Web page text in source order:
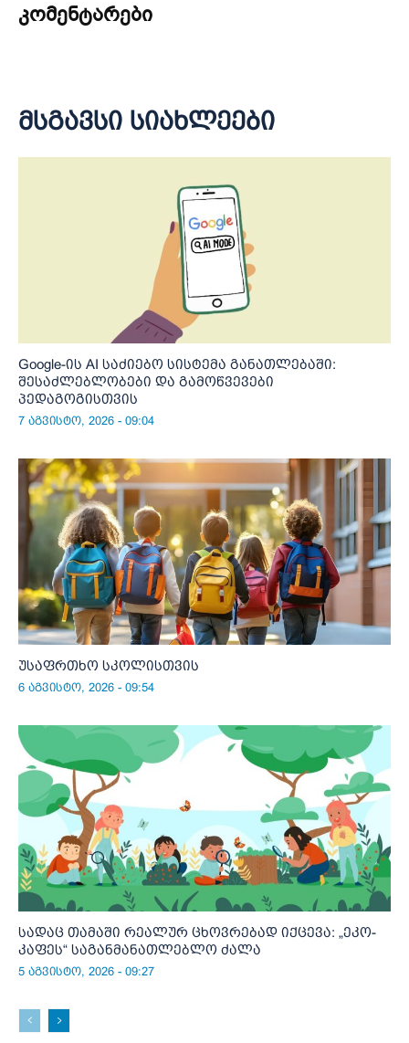
კომენტარები
მსგავსი სიახლეები
Google-ის AI საძიებო სისტემა განათლებაში:
შესაძლებლობები და გამოწვევები
პედაგოგისთვის
7 აგვისტო, 2026 - 09:04
უსაფრთხო სკოლისთვის
6 აგვისტო, 2026 - 09:54
სადაც თამაში რეალურ ცხოვრებად იქცევა: „ეკო-
კაფეს“ საგანმანათლებლო ძალა
5 აგვისტო, 2026 - 09:27